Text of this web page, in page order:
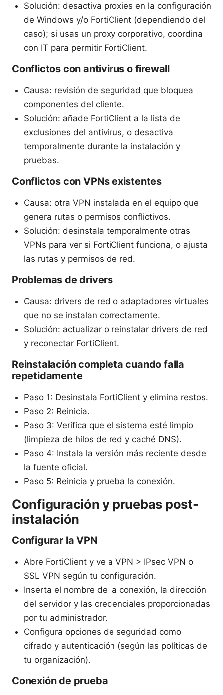
Solución: desactiva proxies en la configuración
de Windows y/o FortiClient (dependiendo del
caso); si usas un proxy corporativo, coordina
con IT para permitir FortiClient.
Conflictos con antivirus o firewall
Causa: revisión de seguridad que bloquea
componentes del cliente.
Solución: añade FortiClient a la lista de
exclusiones del antivirus, o desactiva
temporalmente durante la instalación y
pruebas.
Conflictos con VPNs existentes
Causa: otra VPN instalada en el equipo que
genera rutas o permisos conflictivos.
Solución: desinstala temporalmente otras
VPNs para ver si FortiClient funciona, o ajusta
las rutas y permisos de red.
Problemas de drivers
Causa: drivers de red o adaptadores virtuales
que no se instalan correctamente.
Solución: actualizar o reinstalar drivers de red
y reconectar FortiClient.
Reinstalación completa cuando falla
repetidamente
Paso 1: Desinstala FortiClient y elimina restos.
Paso 2: Reinicia.
Paso 3: Verifica que el sistema esté limpio
(limpieza de hilos de red y caché DNS).
Paso 4: Instala la versión más reciente desde
la fuente oficial.
Paso 5: Reinicia y prueba la conexión.
Configuración y pruebas post-
instalación
Configurar la VPN
Abre FortiClient y ve a VPN > IPsec VPN o
SSL VPN según tu configuración.
Inserta el nombre de la conexión, la dirección
del servidor y las credenciales proporcionadas
por tu administrador.
Configura opciones de seguridad como
cifrado y autenticación (según las políticas de
tu organización).
Conexión de prueba